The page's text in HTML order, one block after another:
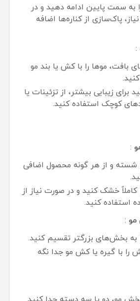
به سمت پایین ادامه دهید و در
پاک‌سازی از کناره‌ها اضافه
:
بافت، موها را با کش یا بند مو
برای زیبایی بیشتر، از تزئینات یا
کوچک استفاده کنید.
:
شسته و از هر گونه محصول اضافی
کاملاً خشک کنید و در صورت نیاز از
استفاده کنید.
مو :
به بخش‌های بزرگتر تقسیم کنید.
را با گیره یا کش مو جدا نگه